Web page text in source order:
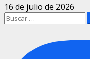
16 de julio de 2026
Buscar: